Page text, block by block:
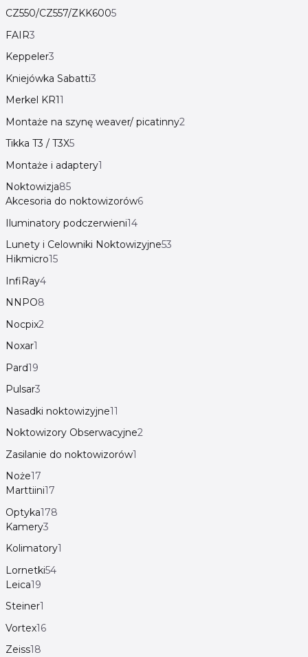
CZ550/CZ557/ZKK6005
FAIR3
Keppeler3
Kniejówka Sabatti3
Merkel KR11
Montaże na szynę weaver/ picatinny2
Tikka T3 / T3X5
Montaże i adaptery1
Noktowizja85
Akcesoria do noktowizorów6
Iluminatory podczerwieni14
Lunety i Celowniki Noktowizyjne53
Hikmicro15
InfiRay4
NNPO8
Nocpix2
Noxar1
Pard19
Pulsar3
Nasadki noktowizyjne11
Noktowizory Obserwacyjne2
Zasilanie do noktowizorów1
Noże17
Marttiini17
Optyka178
Kamery3
Kolimatory1
Lornetki54
Leica19
Steiner1
Vortex16
Zeiss18